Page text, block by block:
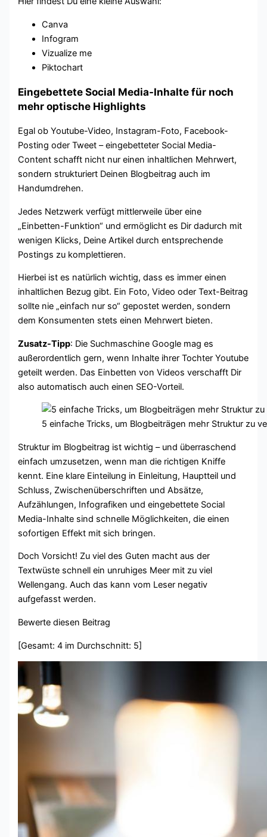
Canva
Infogram
Vizualize me
Piktochart
Eingebettete Social Media-Inhalte für noch
mehr optische Highlights
Egal ob Youtube-Video, Instagram-Foto, Facebook-
Posting oder Tweet – eingebetteter Social Media-
Content schafft nicht nur einen inhaltlichen Mehrwert,
sondern strukturiert Deinen Blogbeitrag auch im
Handumdrehen.
Jedes Netzwerk verfügt mittlerweile über eine
„Einbetten-Funktion“ und ermöglicht es Dir dadurch mit
wenigen Klicks, Deine Artikel durch entsprechende
Postings zu komplettieren.
Hierbei ist es natürlich wichtig, dass es immer einen
inhaltlichen Bezug gibt. Ein Foto, Video oder Text-Beitrag
sollte nie „einfach nur so“ gepostet werden, sondern
dem Konsumenten stets einen Mehrwert bieten.
Zusatz-Tipp: Die Suchmaschine Google mag es
außerordentlich gern, wenn Inhalte ihrer Tochter Youtube
geteilt werden. Das Einbetten von Videos verschafft Dir
also automatisch auch einen SEO-Vorteil.
5 einfache Tricks, um Blogbeiträgen mehr Struktur zu
Struktur im Blogbeitrag ist wichtig – und überraschend
einfach umzusetzen, wenn man die richtigen Kniffe
kennt. Eine klare Einteilung in Einleitung, Hauptteil und
Schluss, Zwischenüberschriften und Absätze,
Aufzählungen, Infografiken und eingebettete Social
Media-Inhalte sind schnelle Möglichkeiten, die einen
sofortigen Effekt mit sich bringen.
Doch Vorsicht! Zu viel des Guten macht aus der
Textwüste schnell ein unruhiges Meer mit zu viel
Wellengang. Auch das kann vom Leser negativ
aufgefasst werden.
Bewerte diesen Beitrag
[Gesamt: 4 im Durchschnitt: 5]